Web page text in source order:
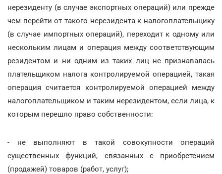
нерезиденту (в случае экспортных операций) или прежде
чем перейти от такого нерезидента к налогоплательщику
(в случае импортных операций), переходит к одному или
нескольким лицам и операция между соответствующим
резидентом и ни одним из таких лиц не признавалась
плательщиком налога контролируемой операцией, такая
операция считается контролируемой операцией между
налогоплательщиком и таким нерезидентом, если лица, к
которым перешло право собственности:
- не выполняют в такой совокупности операций
существенных функций, связанных с приобретением
(продажей) товаров (работ, услуг);